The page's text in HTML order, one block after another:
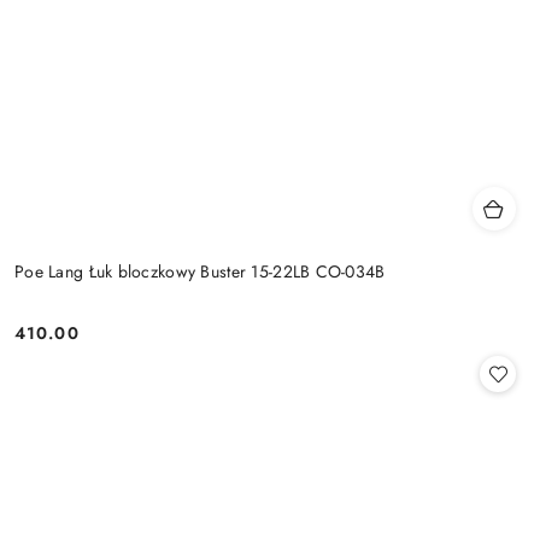
Poe Lang Łuk bloczkowy Buster 15-22LB CO-034B
Cena:
410.00